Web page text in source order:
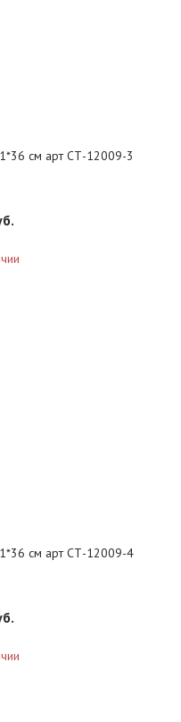
см арт СТ-12009-3
см арт СТ-12009-4